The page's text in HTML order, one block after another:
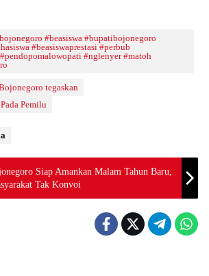
#beasiswa #bupatibojonegoro
#beasiswaprestasi #perbub
#nglenyer #matoh
tegaskan
Pemilu
Siap Amankan Malam Tahun Baru,
Tak Konvoi